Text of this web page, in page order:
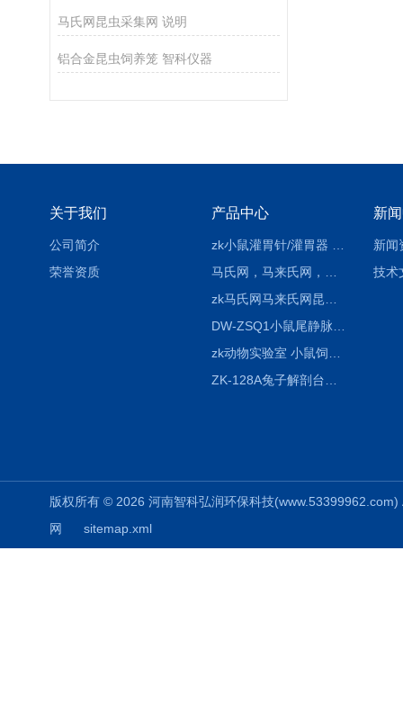
马氏网昆虫采集网 说明
铝合金昆虫饲养笼 智科仪器
关于我们
公司简介
荣誉资质
产品中心 新
新闻
技术
版权所有 © 2026 河南智科弘润环保科技
网
sitemap.xml